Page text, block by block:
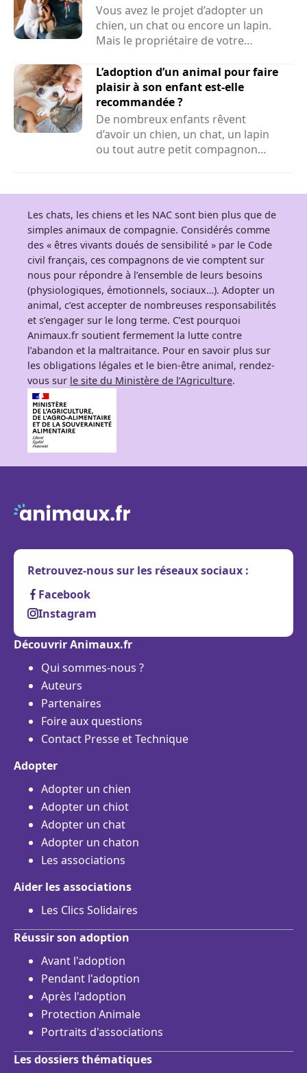
Vous avez le projet d’adopter un
chien, un chat ou encore un lapin.
Mais le propriétaire de votre
L’adoption d’un animal pour faire
plaisir à son enfant est-elle
recommandée ?
De nombreux enfants rêvent
d’avoir un chien, un chat, un lapin
ou tout autre petit compagnon
Les chats, les chiens et les NAC sont bien plus que de
simples animaux de compagnie. Considérés comme
des « êtres vivants doués de sensibilité » par le Code
civil français, ces compagnons de vie comptent sur
nous pour répondre à l’ensemble de leurs besoins
(physiologiques, émotionnels, sociaux…). Adopter un
animal, c’est accepter de nombreuses responsabilités
et s’engager sur le long terme. C’est pourquoi
Animaux.fr soutient fermement la lutte contre
l’abandon et la maltraitance. Pour en savoir plus sur
les obligations légales et le bien-être animal, rendez-
vous sur le site du Ministère de l’Agriculture.
Retrouvez-nous sur les réseaux sociaux :
Facebook
Instagram
Découvrir Animaux.fr
Qui sommes-nous ?
Auteurs
Partenaires
Foire aux questions
Contact Presse et Technique
Adopter
Adopter un chien
Adopter un chiot
Adopter un chat
Adopter un chaton
Les associations
Aider les associations
Les Clics Solidaires
Réussir son adoption
Avant l'adoption
Pendant l'adoption
Après l'adoption
Protection Animale
Portraits d'associations
Les dossiers thématiques